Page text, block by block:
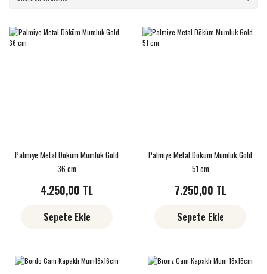
Palmiye Metal Döküm Mumluk Gold
36 cm
4.250,00 TL
Sepete Ekle
Palmiye Metal Döküm Mumluk Gold
51 cm
7.250,00 TL
Sepete Ekle